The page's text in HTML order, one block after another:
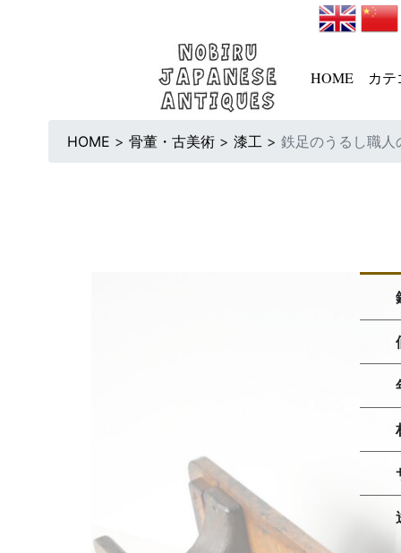
HOME カ
HOME > 骨董・古美術 > 漆工 > 鉄足のうるし職